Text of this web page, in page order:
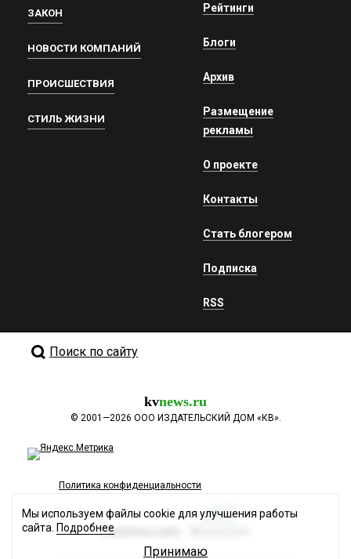
ЗАКОН
НОВОСТИ КОМПАНИЙ
ПРОИСШЕСТВИЯ
СТИЛЬ ЖИЗНИ
Рейтинги
Блоги
Архив
Размещение
рекламы
О проекте
Контакты
Стать блогером
Подписка
RSS
Поиск по сайту
kvnews.ru
© 2001—2026 ООО ИЗДАТЕЛЬСКИЙ ДОМ «КВ».
Политика конфиденциальности
Разработка сайта
Мы используем файлы cookie для улучшения работы
сайта. Подробнее
Принимаю